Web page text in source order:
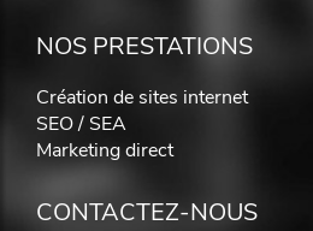
NOS PRESTATIONS
Création de sites internet
SEO / SEA
Marketing direct
CONTACTEZ-NOUS